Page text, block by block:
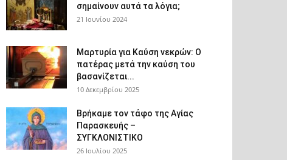
σημαίνουν αυτά τα λόγια;
21 Ιουνίου 2024
Μαρτυρία για Καύση νεκρών: Ο
πατέρας μετά την καύση του
βασανίζεται...
10 Δεκεμβρίου 2025
Βρήκαμε τον τάφο της Αγίας
Παρασκευής –
ΣΥΓΚΛΟΝΙΣΤΙΚΟ
26 Ιουλίου 2025